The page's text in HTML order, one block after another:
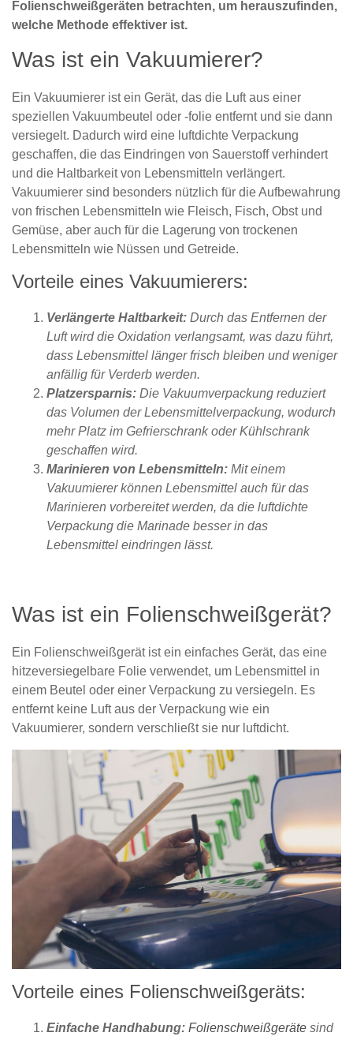
Folienschweißgeräten betrachten, um herauszufinden,
welche Methode effektiver ist.
Was ist ein Vakuumierer?
Ein Vakuumierer ist ein Gerät, das die Luft aus einer
speziellen Vakuumbeutel oder -folie entfernt und sie dann
versiegelt. Dadurch wird eine luftdichte Verpackung
geschaffen, die das Eindringen von Sauerstoff verhindert
und die Haltbarkeit von Lebensmitteln verlängert.
Vakuumierer sind besonders nützlich für die Aufbewahrung
von frischen Lebensmitteln wie Fleisch, Fisch, Obst und
Gemüse, aber auch für die Lagerung von trockenen
Lebensmitteln wie Nüssen und Getreide.
Vorteile eines Vakuumierers:
Verlängerte Haltbarkeit: Durch das Entfernen der
Luft wird die Oxidation verlangsamt, was dazu führt,
dass Lebensmittel länger frisch bleiben und weniger
anfällig für Verderb werden.
Platzersparnis: Die Vakuumverpackung reduziert
das Volumen der Lebensmittelverpackung, wodurch
mehr Platz im Gefrierschrank oder Kühlschrank
geschaffen wird.
Marinieren von Lebensmitteln: Mit einem
Vakuumierer können Lebensmittel auch für das
Marinieren vorbereitet werden, da die luftdichte
Verpackung die Marinade besser in das
Lebensmittel eindringen lässt.
Was ist ein Folienschweißgerät?
Ein Folienschweißgerät ist ein einfaches Gerät, das eine
hitzeversiegelbare Folie verwendet, um Lebensmittel in
einem Beutel oder einer Verpackung zu versiegeln. Es
entfernt keine Luft aus der Verpackung wie ein
Vakuumierer, sondern verschließt sie nur luftdicht.
Vorteile eines Folienschweißgeräts:
Einfache Handhabung: Folienschweißgeräte sind